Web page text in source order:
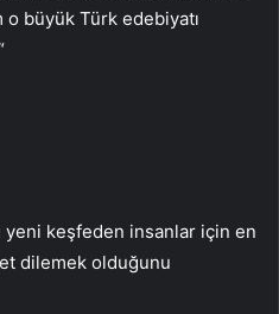
o büyük Türk edebiyatı
yeni keşfeden insanlar için en
dilemek olduğunu